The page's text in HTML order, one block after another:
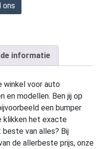
ons
informatie
winkel voor auto
en modellen. Ben jij op
een bumper
klikken het exacte
van alles? Bij
de allerbeste prijs, onze